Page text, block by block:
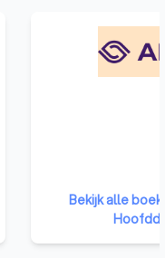
Bekijk alle boekhouders in